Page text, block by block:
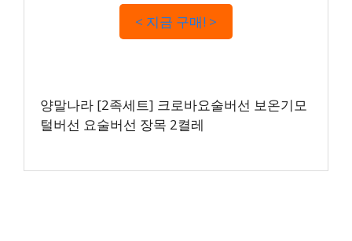
< 지금 구매! >
양말나라 [2족세트] 크로바요술버선 보온기모
털버선 요술버선 장목 2켤레